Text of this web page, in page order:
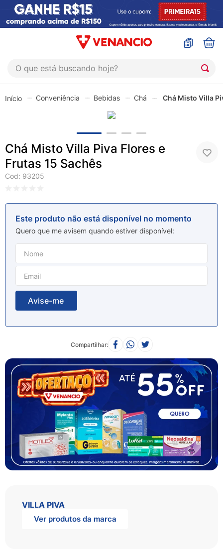
O que está buscando hoje?
Conveniência Bebidas Chá Chá Misto Villa
Chá Misto Villa Piva Flores e
Frutas 15 Sachês
Cod: 93205
Este produto não está disponível no momento
Quero que me avisem quando estiver disponível
Compartilhar
VILLA PIVA
Ver produtos da marca
1º
coristina
4º
fly gotas
sabonete liquido
9º
lenço umedecido